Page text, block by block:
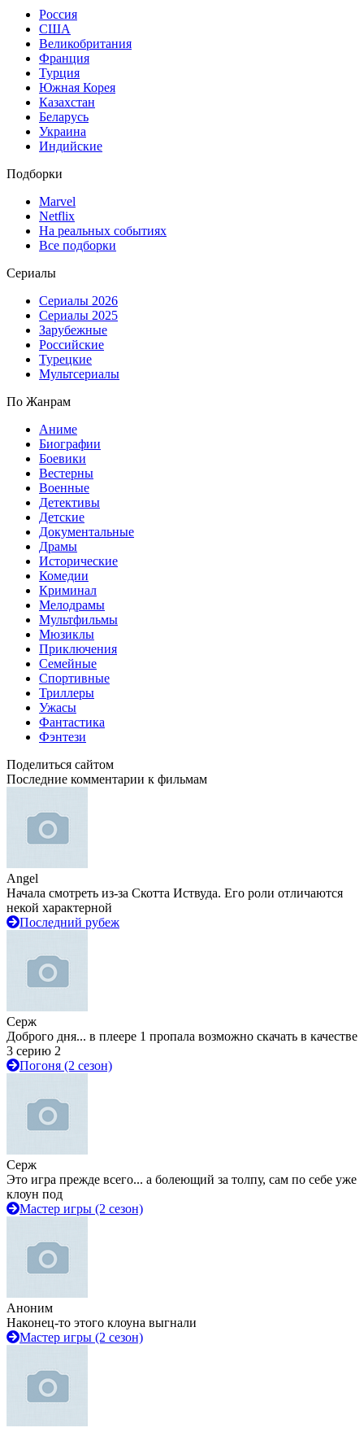
Россия
США
Великобритания
Франция
Турция
Южная Корея
Казахстан
Беларусь
Украина
Индийские
Подборки
Marvel
Netflix
На реальных событиях
Все подборки
Сериалы
Сериалы 2026
Сериалы 2025
Зарубежные
Российские
Турецкие
Мультсериалы
По Жанрам
Аниме
Биографии
Боевики
Вестерны
Военные
Детективы
Детские
Документальные
Драмы
Исторические
Комедии
Криминал
Мелодрамы
Мультфильмы
Мюзиклы
Приключения
Семейные
Спортивные
Триллеры
Ужасы
Фантастика
Фэнтези
Поделиться сайтом
Последние комментарии к фильмам
Angel
Начала смотреть из-за Скотта Иствуда. Его роли отличаются
некой характерной
Последний рубеж
Серж
Доброго дня... в плеере 1 пропала возможно скачать в качестве
3 серию 2
Погоня (2 сезон)
Серж
Это игра прежде всего... а болеющий за толпу, сам по себе уже
клоун под
Мастер игры (2 сезон)
Аноним
Наконец-то этого клоуна выгнали
Мастер игры (2 сезон)